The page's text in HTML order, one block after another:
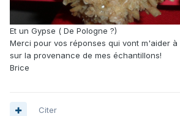
Et un Gypse ( De Pologne ?)
Merci pour vos réponses qui vont m'aider
sur la provenance de mes échantillons!
Brice
Citer